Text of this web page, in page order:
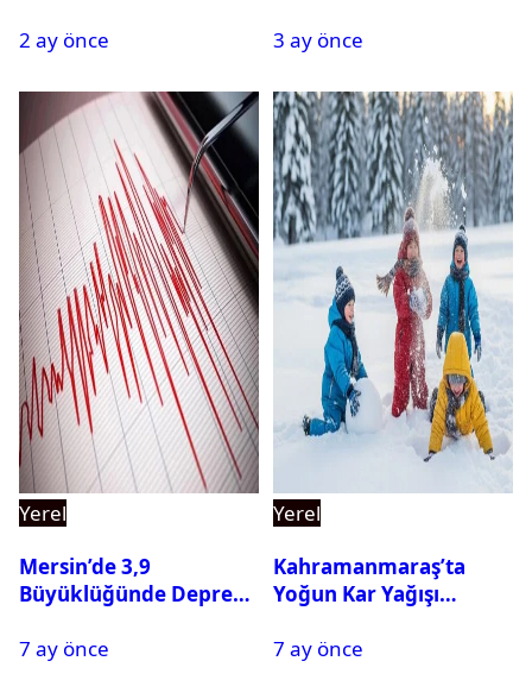
Gözaltına Alındı
2 ay önce
3 ay önce
Yerel
Mersin’de 3,9
Büyüklüğünde Deprem
7 ay önce
Yerel
Kahramanmaraş’ta
Yoğun Kar Yağışı
Tatil
7 ay önce